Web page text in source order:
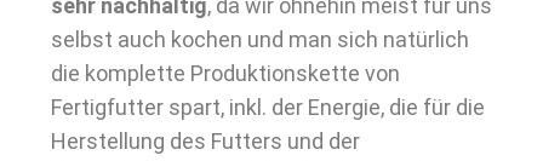
sehr nachhaltig, da wir ohnehin meist für uns
selbst auch kochen und man sich natürlich
die komplette Produktionskette von
Fertigfutter spart, inkl. der Energie, die für die
Herstellung des Futters und der